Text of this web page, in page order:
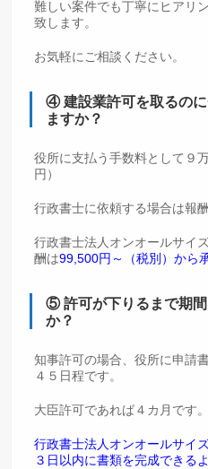
難しい案件でも丁寧にヒアリ
致します。
お気軽にご相談ください。
④ 建設業許可を取るの
ますか？
役所に支払う手数料として９
円）
行政書士に依頼する場合は報
行政書士法人オンオールサイ
酬は99,500円～（税別）から
⑤ 許可が下りるまで期
か？
知事許可の場合、役所に申請
４５日程です。
大臣許可であれば４カ月です。
行政書士法人オンオールサイ
３日以内に書類を完成できる